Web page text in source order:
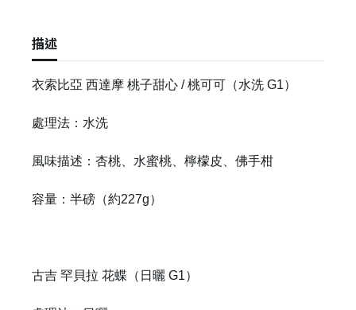
描述
衣索比亞 西達摩 桃子甜心 / 桃可可（水洗 G1）
處理法：水洗
風味描述：杏桃、水蜜桃、檸檬皮、佛手柑
容量：半磅（約227g）
古吉 罕貝拉 花蝶（日曬 G1）